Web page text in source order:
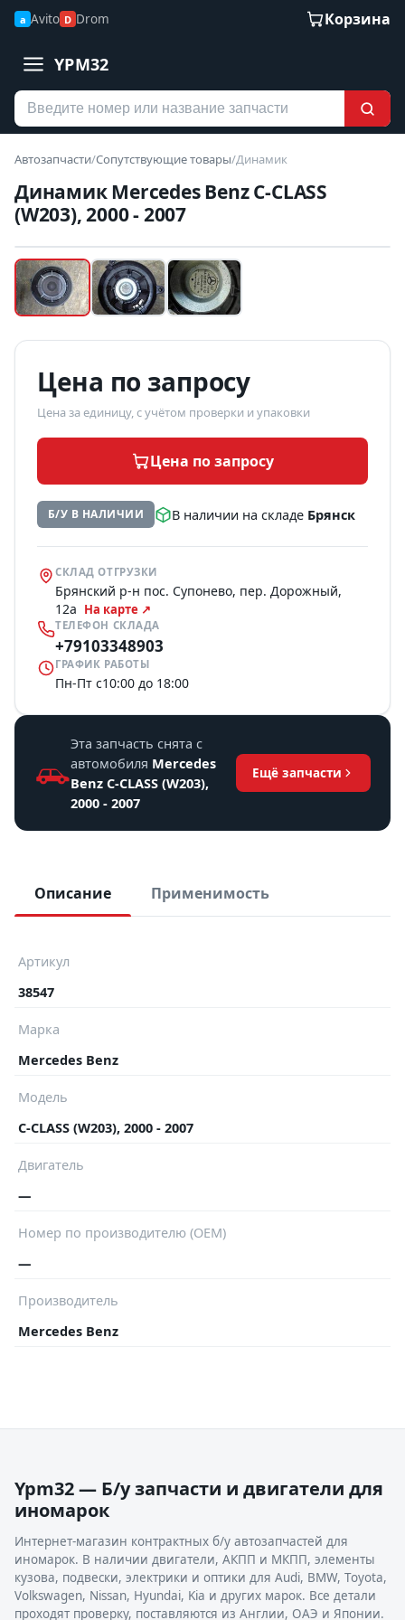
a Avito D Drom Корзина
YPM32
Автозапчасти/Сопутствующие товары/Динамик
Динамик Mercedes Benz C-CLASS
(W203), 2000 - 2007
Б/У В НАЛИЧИИ
Цена по запросу
Цена за единицу, с учётом проверки и упаковки
Цена по запросу
Б/У В НАЛИЧИИ В наличии на складе Брянск
СКЛАД ОТГРУЗКИ
Брянский р-н пос. Супонево, пер. Дорожный,
12а На карте ↗
ТЕЛЕФОН СКЛАДА
+79103348903
ГРАФИК РАБОТЫ
Пн-Пт с10:00 до 18:00
Эта запчасть снята с
автомобиля Mercedes
Benz C-CLASS (W203),
2000 - 2007
Ещё запчасти
Описание Применимость
Артикул
38547
Марка
Mercedes Benz
Модель
C-CLASS (W203), 2000 - 2007
Двигатель
—
Номер по производителю (OEM)
—
Производитель
Mercedes Benz
Ypm32 — Б/у запчасти и двигатели для
иномарок
Интернет-магазин контрактных б/у автозапчастей для
иномарок. В наличии двигатели, АКПП и МКПП, элементы
кузова, подвески, электрики и оптики для Audi, BMW, Toyota,
Volkswagen, Nissan, Hyundai, Kia и других марок. Все детали
проходят проверку, поставляются из Англии, ОАЭ и Японии.